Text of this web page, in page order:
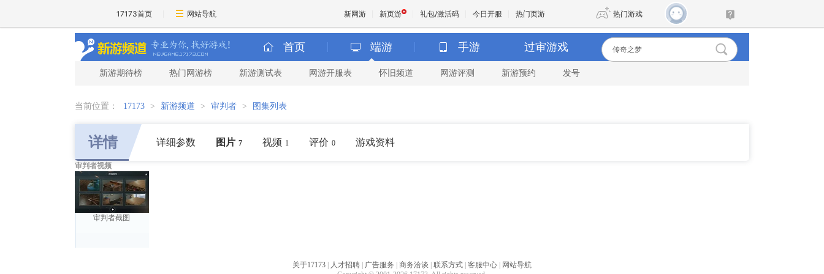
17173首页 网站导航 新网游 新页游 礼包/激活码 今日开服 热门页游 热门游戏
魔兽 DNF
首页 端游 手游 过审游戏
新游期待榜 热门网游榜 新游测试表 网游开服表 怀旧频道 网游评测 新游预约 发号
当前位置： 17173 > 新游频道 > 审判者 > 图集列表
详情 详细参数 图片 7 视频 1 评价 0 游戏资料
审判者视频
审判者截图
关于17173 人才招聘 广告服务 商务洽谈 联系方式 客服中心
网站导航